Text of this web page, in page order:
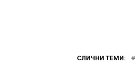
СЛИЧНИ ТЕМИ: